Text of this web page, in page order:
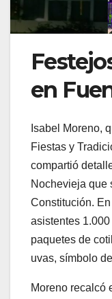
en
Isabel Moreno,
Fiestas y
compartió
Nochevieja que
Constitución.
asistentes
paquetes de
uvas, símbolo
Moreno recalcó